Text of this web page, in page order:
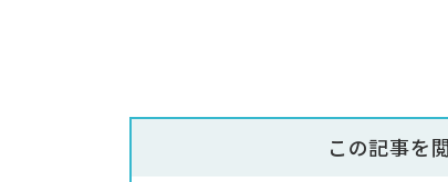
この記事を